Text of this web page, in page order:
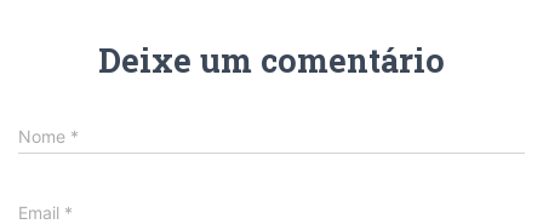
Deixe um comentário
Nome *
Email *